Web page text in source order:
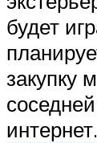
будет
закупку
интернет.